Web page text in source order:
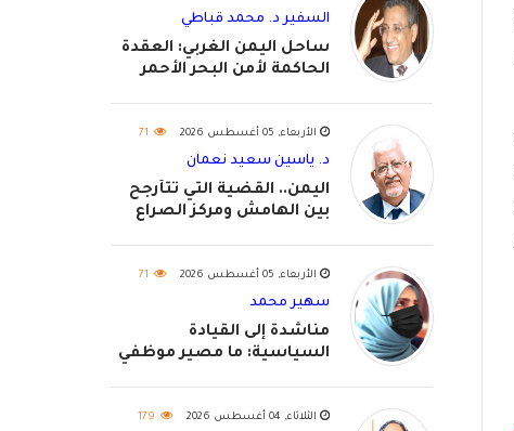
السفير د. محمد قباطي
ساحل اليمن الغربي: العقدة
الحاكمة لأمن البحر الأحمر
الأربعاء, 05 أغسطس 2026 71
د. ياسين سعيد نعمان
اليمن.. القضية التي تتأرجح
بين الهامش ومركز الصراع
الأربعاء, 05 أغسطس 2026 71
سهير محمد
مناشدة إلى القيادة
السياسية: ما مصير موظفي
الثلاثاء, 04 أغسطس 2026 179